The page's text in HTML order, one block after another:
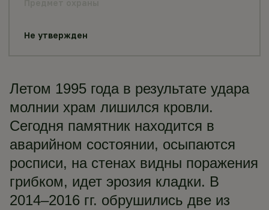
Не утвержден
Летом 1995 года в результате удара
молнии храм лишился кровли.
Сегодня памятник находится в
аварийном состоянии, осыпаются
росписи, на стенах видны поражения
грибком, идет эрозия кладки. В
2014–2016 гг. обрушились две из